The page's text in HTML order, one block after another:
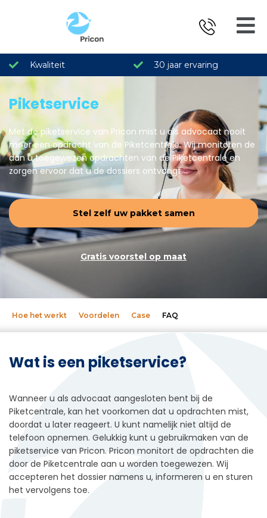
Kwaliteit 30 jaar ervaring
Piketservice
Met de piketservice van Pricon mist u als advocaat nooit
meer een opdracht van de Piketcentrale. Wij monitoren de
aan u toegewezen opdrachten van de Piketcentrale en
zorgen ervoor dat u de dossiers ontvangt.
Stel zelf uw pakket samen
Gratis voorstel op maat
Hoe het werkt Voordelen Case FAQ
Wat is een piketservice?
Wanneer u als advocaat aangesloten bent bij de
Piketcentrale, kan het voorkomen dat u opdrachten mist,
doordat u later reageert. U kunt namelijk niet altijd de
telefoon opnemen. Gelukkig kunt u gebruikmaken van de
piketservice van Pricon. Pricon monitort de opdrachten die
door de Piketcentrale aan u worden toegewezen. Wij
accepteren het dossier namens u, informeren u en sturen
het vervolgens toe.